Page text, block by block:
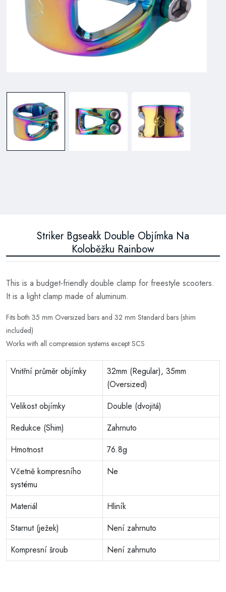
Striker Bgseakk Double Objímka Na
Koloběžku Rainbow
This is a budget-friendly double clamp for freestyle scooters.
It is a light clamp made of aluminum.
Fits both 35 mm Oversized bars and 32 mm Standard bars (shim
included)
Works with all compression systems except SCS
Vnitřní průměr objímky
32mm (Regular), 35mm
(Oversized)
Velikost objímky
Double (dvojitá)
Redukce (Shim)
Zahrnuto
Hmotnost
76.8g
Včetně kompresního
systému
Ne
Materiál
Hliník
Starnut (ježek)
Není zahrnuto
Kompresní šroub
Není zahrnuto